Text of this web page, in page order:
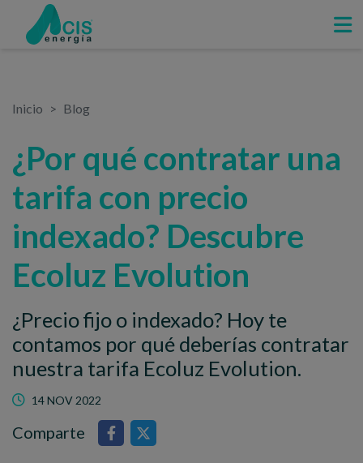
Inicio Blog
¿Por qué contratar una
tarifa con precio
indexado? Descubre
Ecoluz Evolution
¿Precio fijo o indexado? Hoy te
contamos por qué deberías contratar
nuestra tarifa Ecoluz Evolution.
14 NOV 2022
Comparte